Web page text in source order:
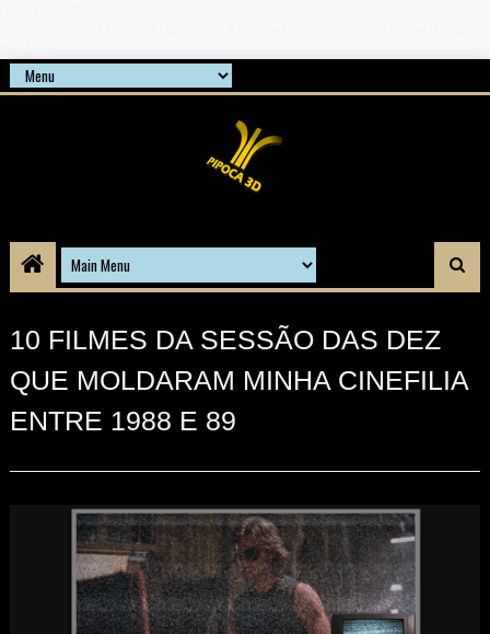
10 FILMES DA SESSÃO DAS DEZ
QUE MOLDARAM MINHA CINEFILIA
ENTRE 1988 E 89